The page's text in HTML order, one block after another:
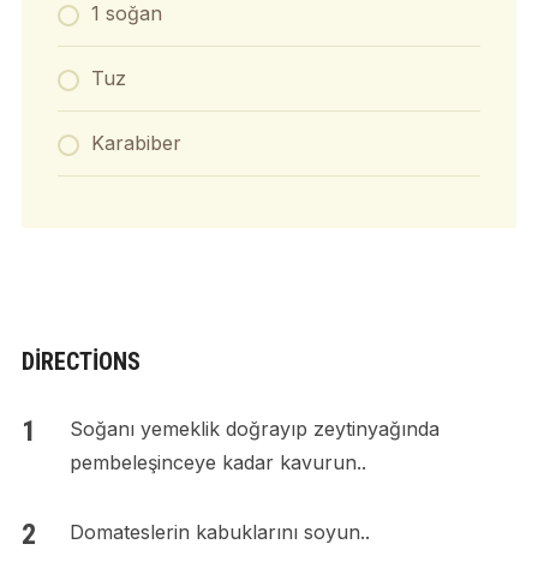
1 soğan
Tuz
Karabiber
DIRECTIONS
Soğanı yemeklik doğrayıp zeytinyağında
pembeleşinceye kadar kavurun..
Domateslerin kabuklarını soyun..